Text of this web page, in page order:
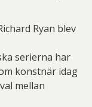
Ryan blev
serierna har
konstnär idag
mellan